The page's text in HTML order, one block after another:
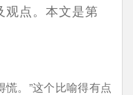
观点。本文是第
慌。”这个比喻得有点